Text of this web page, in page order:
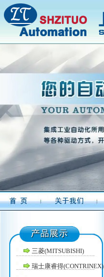
三菱(MITSUBISHI)
瑞士康睿得(CONTRINEX)